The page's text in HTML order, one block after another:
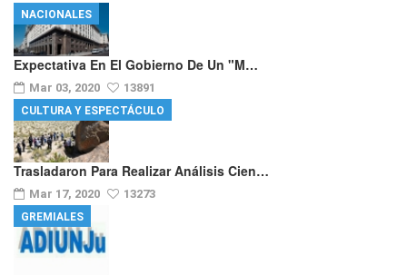
Expectativa En El Gobierno De Un "m…
Mar 03, 2020 13891
NACIONALES
Trasladaron Para Realizar Análisis Cien…
Mar 17, 2020 13273
CULTURA Y ESPECTÁCULO
GREMIALES